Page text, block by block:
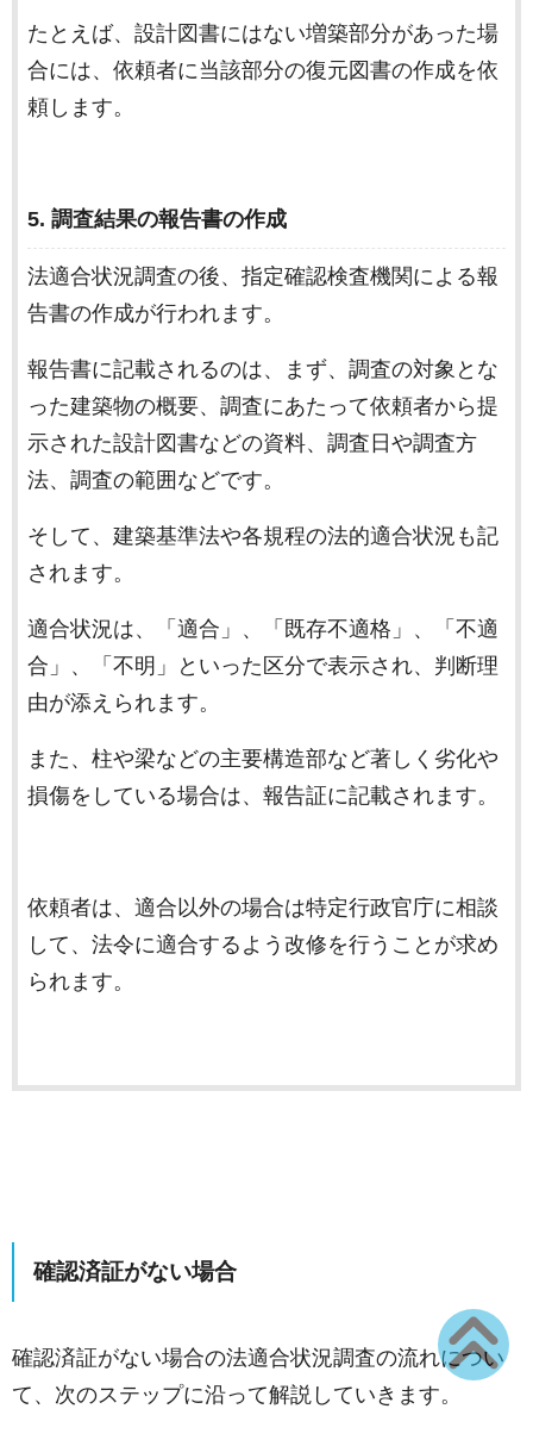
たとえば、設計図書にはない増築部分があった場
合には、依頼者に当該部分の復元図書の作成を依
頼します。
5. 調査結果の報告書の作成
法適合状況調査の後、指定確認検査機関による報
告書の作成が行われます。
報告書に記載されるのは、まず、調査の対象とな
った建築物の概要、調査にあたって依頼者から提
示された設計図書などの資料、調査日や調査方
法、調査の範囲などです。
そして、建築基準法や各規程の法的適合状況も記
されます。
適合状況は、「適合」、「既存不適格」、「不適
合」、「不明」といった区分で表示され、判断理
由が添えられます。
また、柱や梁などの主要構造部など著しく劣化や
損傷をしている場合は、報告証に記載されます。
依頼者は、適合以外の場合は特定行政官庁に相談
して、法令に適合するよう改修を行うことが求め
られます。
確認済証がない場合
確認済証がない場合の法適合状況調査の流れについ
て、次のステップに沿って解説していきます。